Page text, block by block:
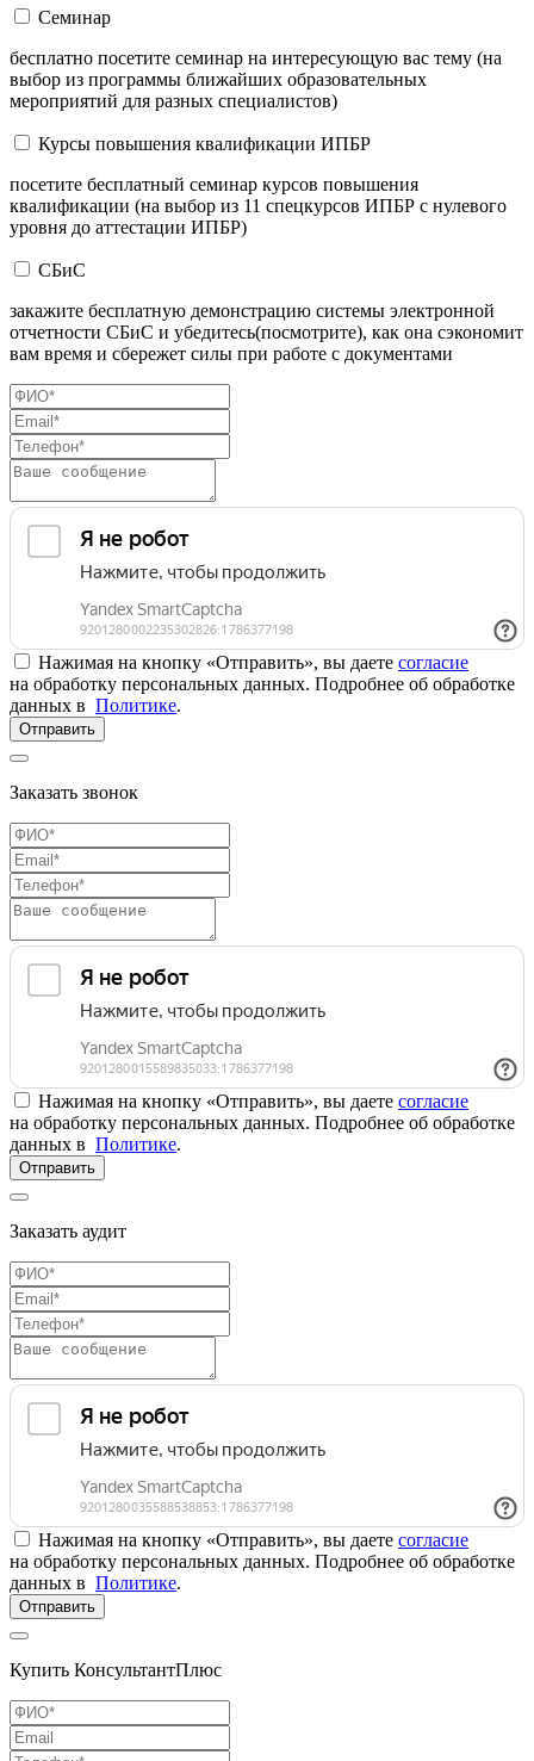
Семинар
бесплатно посетите семинар на интересующую вас тему (на
выбор из программы ближайших образовательных
мероприятий для разных специалистов)
Курсы повышения квалификации ИПБР
посетите бесплатный семинар курсов повышения
квалификации (на выбор из 11 спецкурсов ИПБР с нулевого
уровня до аттестации ИПБР)
СБиС
закажите бесплатную демонстрацию системы электронной
отчетности СБиС и убедитесь(посмотрите), как она сэкономит
вам время и сбережет силы при работе с документами
Нажимая на кнопку «Отправить», вы даете согласие
на обработку персональных данных. Подробнее об обработке
данных в Политике.
Отправить
Заказать звонок
Нажимая на кнопку «Отправить», вы даете согласие
на обработку персональных данных. Подробнее об обработке
данных в Политике.
Отправить
Заказать аудит
Нажимая на кнопку «Отправить», вы даете согласие
на обработку персональных данных. Подробнее об обработке
данных в Политике.
Отправить
Купить КонсультантПлюс